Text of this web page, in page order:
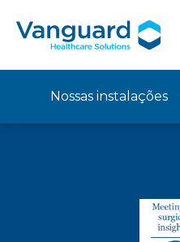
Nossas instalações